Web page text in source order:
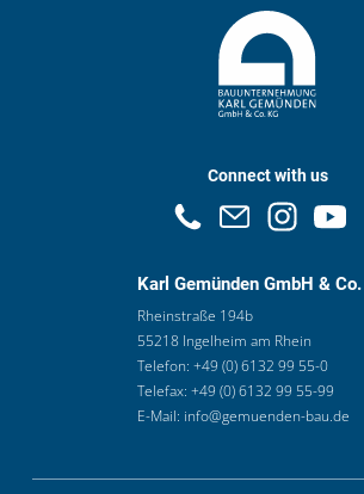
Connect with us
Karl Gemünden GmbH &
Rheinstraße 194b
55218 Ingelheim am Rhein
Telefon:+49 (0) 6132 99 55-0
Telefax:+49 (0) 6132 99 55-99
E-Mail: info@gemuenden-bau.de